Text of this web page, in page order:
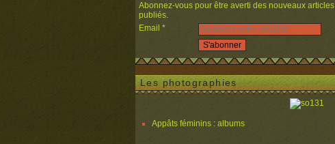
Abonnez-vous pour être averti des nouveaux articles
publiés.
Email
Les photographies
Appâts féminins : albums